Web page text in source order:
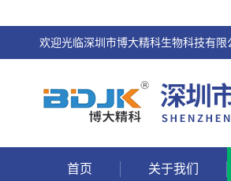
欢迎光临深圳市博大精科生物科技有限
首页 关于我们